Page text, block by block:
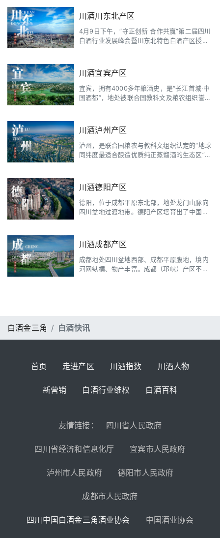
川酒川东北产区
4月9日下午，“守正创新 合作共赢”第二届四川
白酒行业发展峰会暨川东北特色白酒产区授牌
重要的生物基因库，水系发达，气候温润，林
茂粮丰。有明清沱牌舍得泰安作坊、清朝江口
醇“南台酒坊”、“小角楼酒坊”、“丰谷天佑烧坊”
等一批遗址老窖池，掌握着浓香白酒的品质密
川酒宜宾产区
宜宾，拥有4000多年酿酒史，是“长江首城·中
国酒都”，地处被联合国教科文及粮农组织誉为
亿级的白酒企业集聚。
川酒泸州产区
泸州，是联合国粮农与教科文组织认定的“地球
同纬度最适合酿造优质纯正蒸馏酒的生态区”，
和全国规模最大、产业链最齐全、功能配套最
完善的酒业集中发展区。
川酒德阳产区
德阳，位于成都平原东北部，地处龙门山脉向
四川盆地过渡地带。德阳产区培育出了中国名
持续推进中小酒企抱团发展，形成“高端引领、
中端支撑”发展格局。
川酒成都产区
成都地处四川盆地西部、成都平原腹地，境内
河网纵横、物产丰富。成都（邛崃）产区不仅
白酒金三角 白酒快讯
首页 走进产区 川酒指数 川酒人物
新营销 白酒行业维权 白酒百科
友情链接： 四川省人民政府
四川省经济和信息化厅 宜宾市人民政府
泸州市人民政府 德阳市人民政府
成都市人民政府
四川中国白酒金三角酒业协会 中国酒业协会